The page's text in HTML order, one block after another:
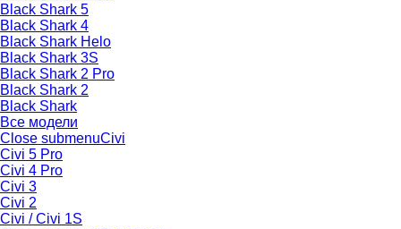
Black Shark 5
Black Shark 4
Black Shark Helo
Black Shark 3S
Black Shark 2 Pro
Black Shark 2
Black Shark
Все модели
Close submenuCivi
Civi 5 Pro
Civi 4 Pro
Civi 3
Civi 2
Civi / Civi 1S